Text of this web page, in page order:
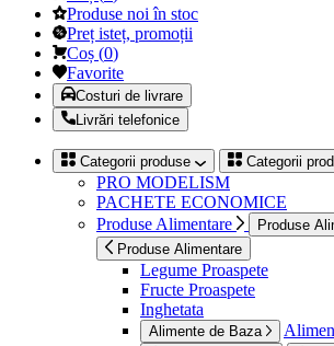
Produse noi în stoc
Preț isteț, promoții
Coș (0)
Favorite
Costuri de livrare
Livrări telefonice
Categorii produse Categorii
PRO MODELISM
PACHETE ECONOMICE
Produse Alimentare
Produse
Produse Alimentare
Legume Proaspete
Fructe Proaspete
Inghetata
Alimente de Baza